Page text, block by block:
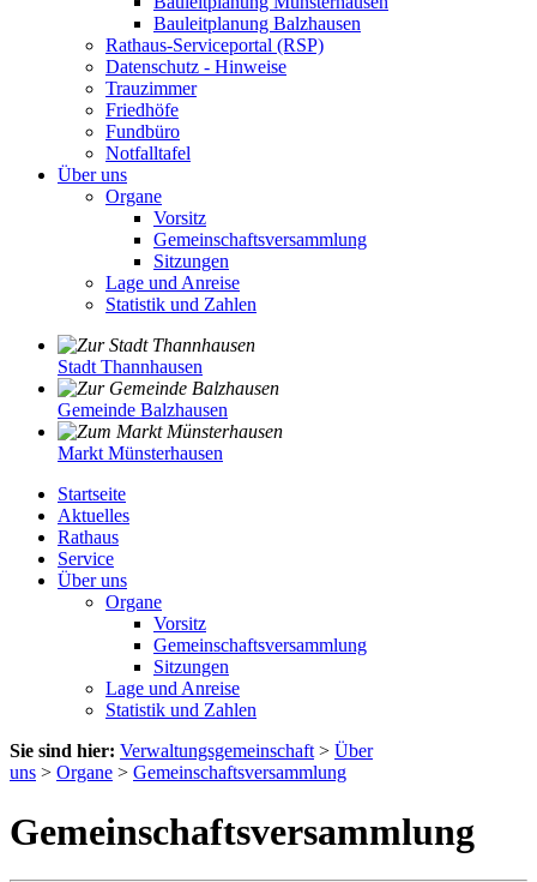
Bauleitplanung Balzhausen
Rathaus-Serviceportal (RSP)
Datenschutz - Hinweise
Trauzimmer
Friedhöfe
Fundbüro
Notfalltafel
Über uns
Organe
Vorsitz
Gemeinschaftsversammlung
Sitzungen
Lage und Anreise
Statistik und Zahlen
Stadt Thannhausen
Gemeinde Balzhausen
Markt Münsterhausen
Startseite
Aktuelles
Rathaus
Service
Über uns
Organe
Vorsitz
Gemeinschaftsversammlung
Sitzungen
Lage und Anreise
Statistik und Zahlen
Sie sind hier: Verwaltungsgemeinschaft > Über
uns > Organe > Gemeinschaftsversammlung
Gemeinschaftsversammlung